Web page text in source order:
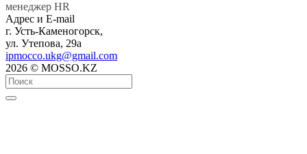
менеджер HR
Адрес и E-mail
г. Усть-Каменогорск,
ул. Утепова, 29а
ipmocco.ukg@gmail.com
2026 © MOSSO.KZ